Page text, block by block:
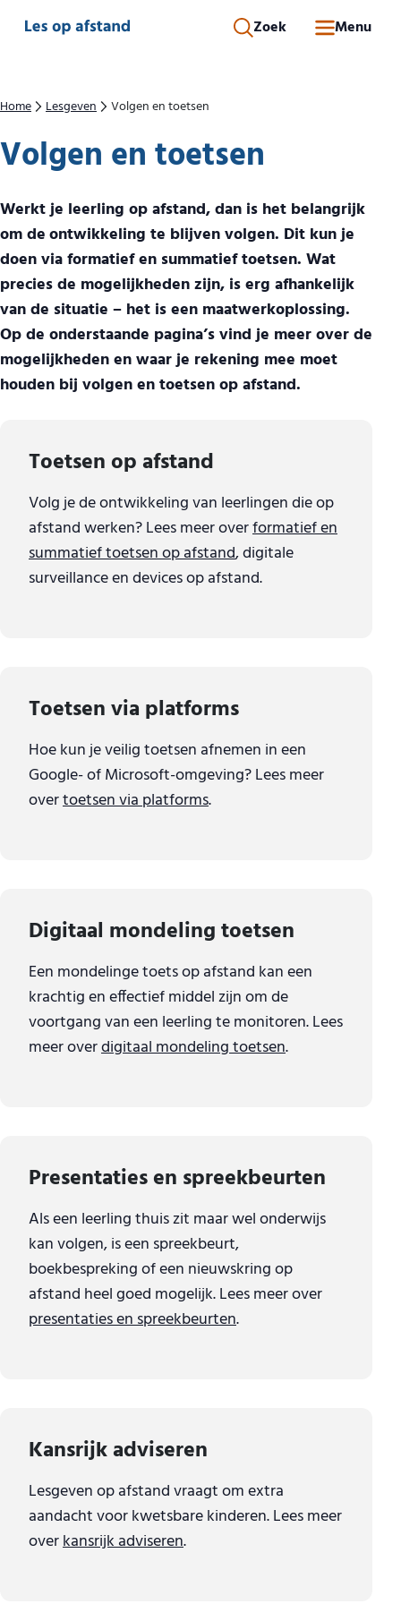
Direct naar inhoud
Zoek Menu
Home Lesgeven Volgen en toetsen
Volgen en toetsen
Werkt je leerling op afstand, dan is het belangrijk
om deontwikkeling te blijven volgen. Dit kun je
doen via formatief en summatief toetsen. Wat
precies de mogelijkheden zijn, is erg afhankelijk
van de situatie – het is een maatwerkoplossing.
Op de onderstaande pagina’s vind je meer over de
mogelijkheden en waar je rekening mee moet
houden bij volgen en toetsen op afstand.
Toetsen op afstand
Volg je de ontwikkeling van leerlingen die op
afstand werken? Lees meer overformatief en
summatief toetsen op afstand, digitale
surveillance en devices op afstand.
Toetsen via platforms
Hoe kun je veilig toetsen afnemen in een
Google- of Microsoft-omgeving? Lees meer
overtoetsen via platforms.
Digitaal mondeling toetsen
Een mondelinge toets op afstand kan een
krachtig en effectief middel zijn om de
voortgang van een leerling te monitoren. Lees
meer overdigitaal mondeling toetsen.
Presentaties en spreekbeurten
Als een leerling thuis zit maar wel onderwijs
kan volgen, is een spreekbeurt,
boekbespreking of een nieuwskring op
afstand heel goed mogelijk. Lees meer over
presentaties en spreekbeurten.
Kansrijk adviseren
Lesgeven op afstand vraagt om extra
aandacht voor kwetsbare kinderen. Lees meer
overkansrijk adviseren.